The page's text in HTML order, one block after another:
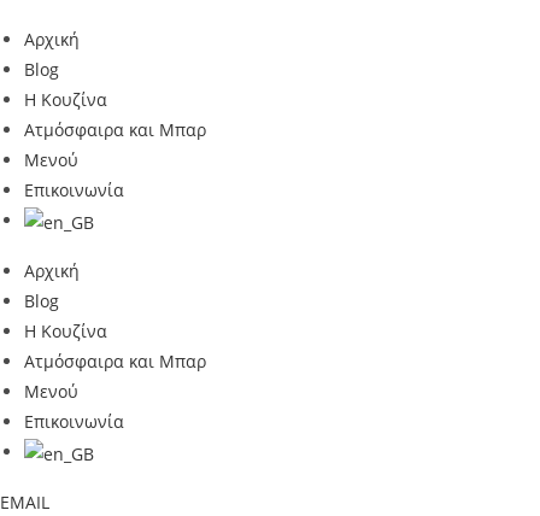
Αρχική
Blog
Η Κουζίνα
Ατμόσφαιρα και Μπαρ
Μενού
Επικοινωνία
Αρχική
Blog
Η Κουζίνα
Ατμόσφαιρα και Μπαρ
Μενού
Επικοινωνία
EMAIL